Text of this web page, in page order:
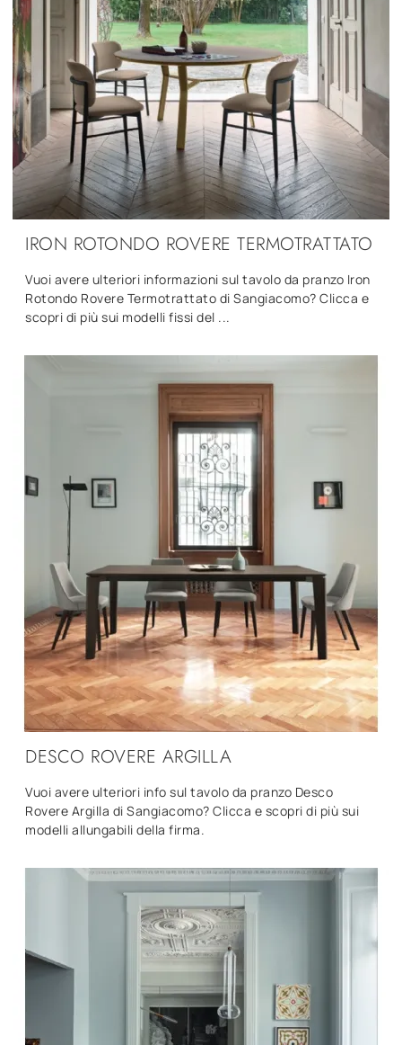
IRON ROTONDO ROVERE TERMOTRATTATO
Vuoi avere ulteriori informazioni sul tavolo da pranzo Iron
Rotondo Rovere Termotrattato di Sangiacomo? Clicca e
scopri di più sui modelli fissi del ...
DESCO ROVERE ARGILLA
Vuoi avere ulteriori info sul tavolo da pranzo Desco
Rovere Argilla di Sangiacomo? Clicca e scopri di più sui
modelli allungabili della firma.